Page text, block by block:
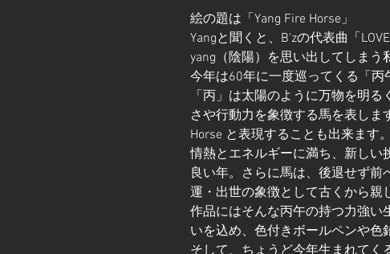
絵の題は「Yang Fire Horse」
Yangと聞くと、B'zの代表曲「
yang（陰陽）を思い出してしまう
今年は60年に一度巡ってくる「
「丙」は太陽のように万物を明
さや行動力を象徴する馬を表しま
Horse と表現することも出来ます。
情熱とエネルギーに満ち、新しい
良い年。さらに馬は、後退せず
運・出世の象徴として古くから親
作品にはそんな丙午の持つ力強い
いを込め、色付きボールペンや色